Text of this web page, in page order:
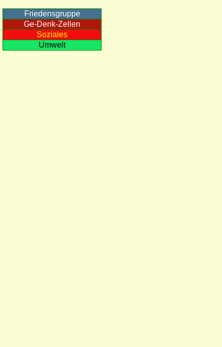
Friedensgruppe
Ge-Denk-Zellen
Soziales
Umwelt